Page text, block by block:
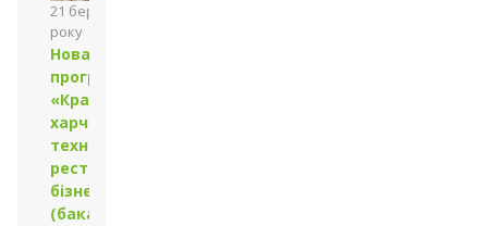
21 березня 2024
року
Нова освітня
програма
«Крафтові
харчові
технології в
ресторанному
бізнесі»
(бакалавр)